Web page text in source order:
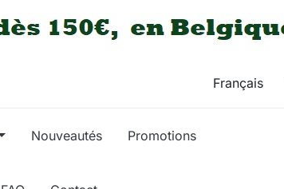
Nouveautés Promotions